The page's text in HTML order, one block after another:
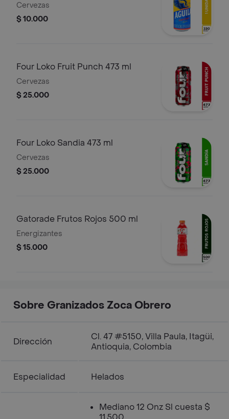
Cervezas
$ 10.000
Four Loko Fruit Punch 473 ml
Cervezas
$ 25.000
Four Loko Sandia 473 ml
Cervezas
$ 25.000
Gatorade Frutos Rojos 500 ml
Energizantes
$ 15.000
Sobre Granizados Zoca Obrero
Dirección
Cl. 47 #5150, Villa Paula, Itagüi,
Antioquia, Colombia
Especialidad Helados
Mediano 12 Onz Sl cuesta $